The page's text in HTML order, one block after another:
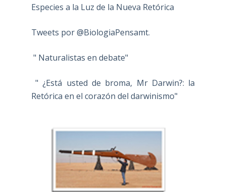
Especies a la Luz de la Nueva Retórica
Tweets por @BiologiaPensamt.
" Naturalistas en debate"
" ¿Está usted de broma, Mr Darwin?: la
Retórica en el corazón del darwinismo"